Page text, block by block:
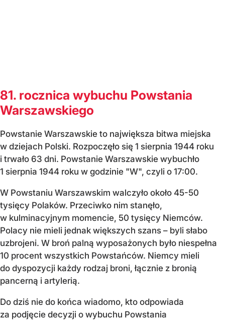
81. rocznica wybuchu Powstania
Warszawskiego
Powstanie Warszawskie to największa bitwa miejska
w dziejach Polski. Rozpoczęło się 1 sierpnia 1944 roku
i trwało 63 dni. Powstanie Warszawskie wybuchło
1 sierpnia 1944 roku w godzinie "W", czyli o 17:00.
W Powstaniu Warszawskim walczyło około 45-50
tysięcy Polaków. Przeciwko nim stanęło,
w kulminacyjnym momencie, 50 tysięcy Niemców.
Polacy nie mieli jednak większych szans – byli słabo
uzbrojeni. W broń palną wyposażonych było niespełna
10 procent wszystkich Powstańców. Niemcy mieli
do dyspozycji każdy rodzaj broni, łącznie z bronią
pancerną i artylerią.
Do dziś nie do końca wiadomo, kto odpowiada
za podjęcie decyzji o wybuchu Powstania